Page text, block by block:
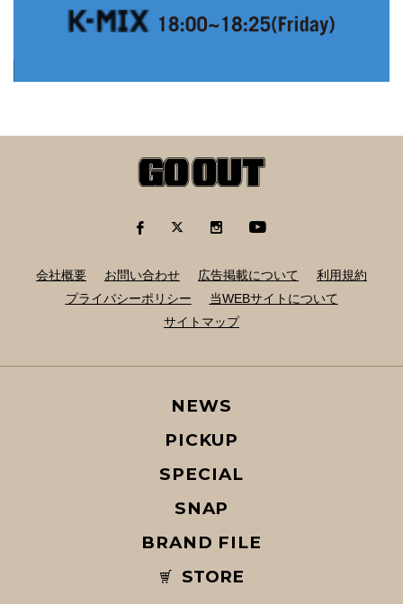
会社概要 お問い合わせ 広告掲載について
利用規約
プライバシーポリシー
当WEBサイトについて
サイトマップ
NEWS
PICKUP
SPECIAL
SNAP
BRAND FILE
STORE